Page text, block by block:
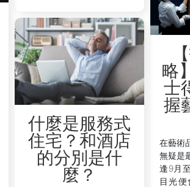
略
士
握
在藝術
無疑是
逢9月
目光
什麼是服務式
住宅？和酒店
的分別是什
麼？